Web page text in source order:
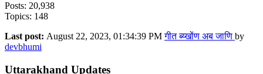
Posts: 20,938
Topics: 148
Last post: August 22, 2023, 01:34:39 PMगीत ब्य्खोंण अब जाणि by
devbhumi
Uttarakhand Updates